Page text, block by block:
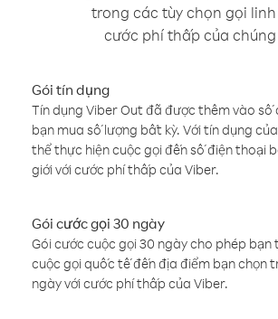
trong các tùy chọn gọi
cước phí thấp của
Gói tín dụng
Tín dụng Viber Out đã được thêm vào số
bạn mua số lượng bất kỳ. Với tín dụng
thể thực hiện cuộc gọi đến số điện thoại
giới với cước phí thấp của Viber.
Gói cước gọi 30 ngày
Gói cước cuộc gọi 30 ngày cho phép bạn
cuộc gọi quốc tế đến địa điểm bạn chọn
ngày với cước phí thấp của Viber.